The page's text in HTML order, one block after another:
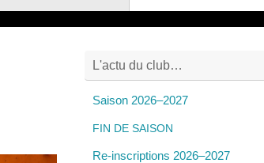
L'actu du club…
Saison 2026–2027
FIN DE SAISON
Re-inscriptions 2026–2027